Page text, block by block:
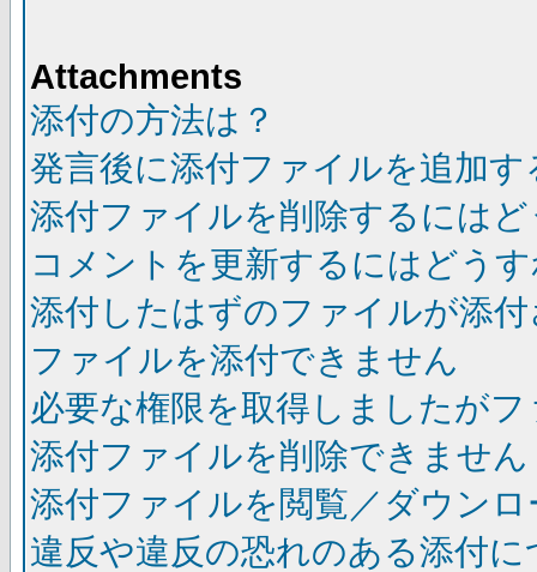
Attachments
添付の方法は？
発言後に添付ファイルを追加
添付ファイルを削除するには
コメントを更新するにはどう
添付したはずのファイルが添
ファイルを添付できません
必要な権限を取得しましたが
添付ファイルを削除できません
添付ファイルを閲覧／ダウン
違反や違反の恐れのある添付